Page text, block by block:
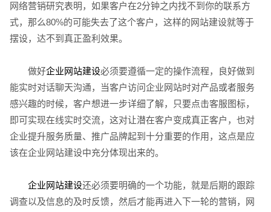
网络营销研究表明，如果客户在2分钟之内找不到你的联系方
式，那么80%的可能失去了这个客户，这样的网站建设就等于
摆设，达不到真正盈利效果。
做好企业网站建设必须要遵循一定的操作流程，良好做到
能实时对话聊天沟通，当客户访问企业网站时对产品或者服务
感兴趣的时候，客户想进一步详细了解，只要点击客服图标，
即可实现在线实时交流，这对让潜在客户变成真正客户，也对
企业提升服务质量、推广品牌起到十分重要的作用，这点是应
该在企业网站建设中充分体现出来的。
企业网站建设还必须要明确的一个功能，就是后期的跟踪
调查以及信息的及时反馈，然后才能再进入下一轮的营销，网
电话 微信号